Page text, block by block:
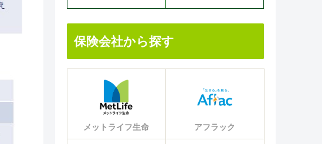
保険会社から探す
メットライフ生命 アフラック